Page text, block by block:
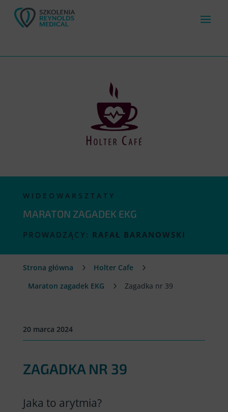
WIDEOWARSZTATY
MARATON ZAGADEK EKG
PROWADZĄCY: RAFAŁ BARANOWSKI
Strona główna 5 Holter Cafe 5
Maraton zagadek EKG 5 Zagadka nr 39
20 marca 2024
ZAGADKA NR 39
Jaka to arytmia?